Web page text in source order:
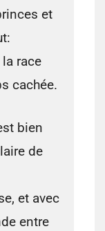
et
race
cachée.
bien
de
et avec
entre